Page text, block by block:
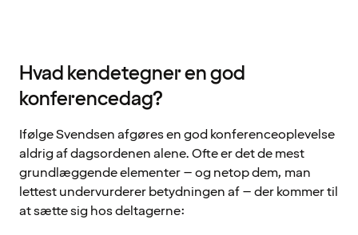
Hvad kendetegner en god
konferencedag?
Ifølge Svendsen afgøres en god konferenceoplevelse
aldrig af dagsordenen alene. Ofte er det de mest
grundlæggende elementer – og netop dem, man
lettest undervurderer betydningen af – der kommer til
at sætte sig hos deltagerne: